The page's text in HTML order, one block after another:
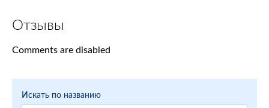
Отзывы
Comments are disabled
Искать по названию